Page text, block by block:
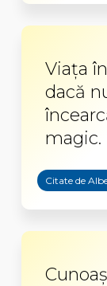
Viața
dacă
magic.
Citate de